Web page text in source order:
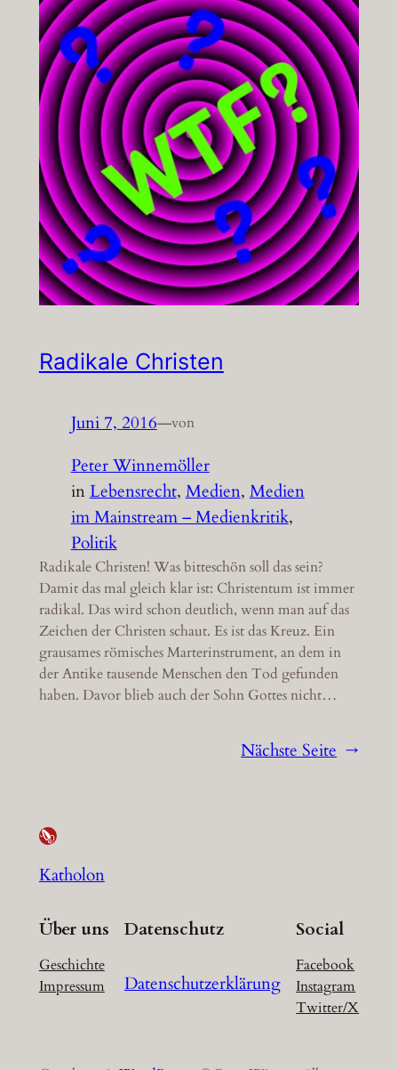
Radikale Christen
Juni 7, 2016—von
Peter Winnemöller
inLebensrecht, Medien, Medien
im Mainstream – Medienkritik
Politik
Radikale Christen! Was bitteschön soll das sein?
Damit das mal gleich klar ist: Christentum ist immer
radikal. Das wird schon deutlich, wenn man auf das
Zeichen der Christen schaut. Es ist das Kreuz. Ein
grausames römisches Marterinstrument, an dem in
der Antike tausende Menschen den Tod gefunden
haben. Davor blieb auch der Sohn Gottes nicht…
Nächste Seite →
Katholon
Über uns
Geschichte
Impressum
Datenschutz
Datenschutzerklärung
Social
Facebook
Instagram
Twitter/X